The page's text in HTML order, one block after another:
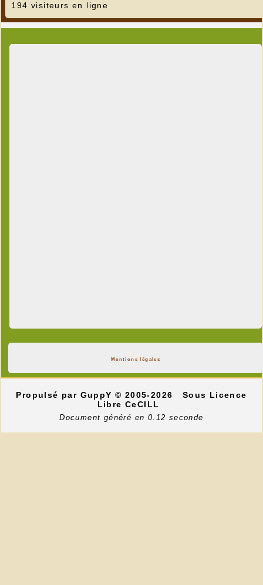
194 visiteurs en ligne
Mentions légales
Propulsé par GuppY© 2005-2026
Sous Licence
Libre CeCILL
Document généré en 0.12 seconde